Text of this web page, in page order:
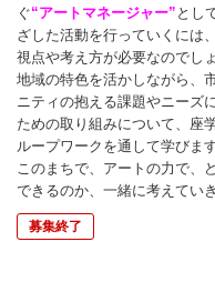
ぐ“アートマネージャー” とし
ざした活動を行っていくには
視点や考え方が必要なのでし
地域の特色を活かしながら、
ニティの抱える課題やニーズ
ための取り組みについて、座
ループワークを通して学びます
このまちで、アートの力で、
できるのか、一緒に考えてい
募集終了